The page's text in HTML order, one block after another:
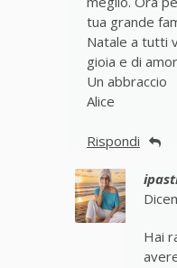
tua grande
Natale a tutti
gioia e di
Un abbraccio
Alice
Rispondi
Hai